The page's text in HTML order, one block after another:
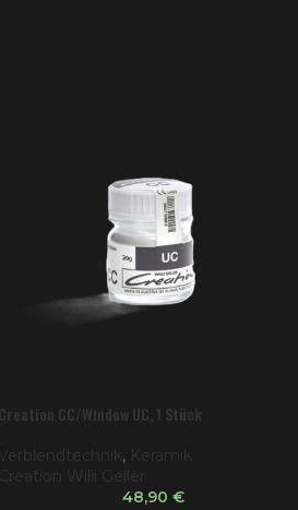
Creation CC/Window UC, 1 Stück
Verblendtechnik , Keramik
Creation Willi Geller
48,90€